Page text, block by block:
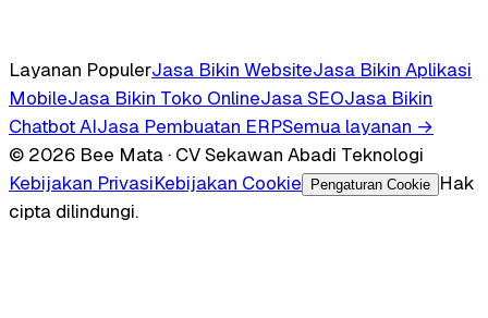
Layanan PopulerJasa Bikin WebsiteJasa Bikin Aplikasi
MobileJasa Bikin Toko OnlineJasa SEOJasa Bikin
Chatbot AIJasa Pembuatan ERPSemua layanan →
© 2026 Bee Mata · CV Sekawan Abadi Teknologi
Kebijakan PrivasiKebijakan Cookie Pengaturan Cookie
Hak
cipta dilindungi.